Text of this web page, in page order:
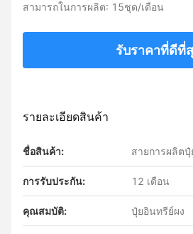
สามารถในการผลิต: 15ชุด/เดือน
รับราคาที่ดีที่
รายละเอียดสินค้า
ชื่อสินค้า: สายการผลิต
การรับประกัน: 12 เดือน
คุณสมบัติ: ปุ๋ยอินทรีย์ผง